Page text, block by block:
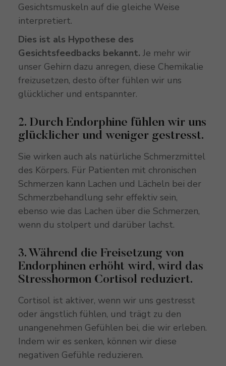
Gesichtsmuskeln auf die gleiche Weise
interpretiert.
Dies ist als Hypothese des
Gesichtsfeedbacks bekannt. Je mehr wir
unser Gehirn dazu anregen, diese Chemikalie
freizusetzen, desto öfter fühlen wir uns
glücklicher und entspannter.
2. Durch Endorphine fühlen wir uns
glücklicher und weniger gestresst.
Sie wirken auch als natürliche Schmerzmittel
des Körpers. Für Patienten mit chronischen
Schmerzen kann Lachen und Lächeln bei der
Schmerzbehandlung sehr effektiv sein,
ebenso wie das Lachen über die Schmerzen,
wenn du stolpert und darüber lachst.
3. Während die Freisetzung von
Endorphinen erhöht wird, wird das
Stresshormon Cortisol reduziert.
Cortisol ist aktiver, wenn wir uns gestresst
oder ängstlich fühlen, und trägt zu den
unangenehmen Gefühlen bei, die wir erleben.
Indem wir es senken, können wir diese
negativen Gefühle reduzieren.